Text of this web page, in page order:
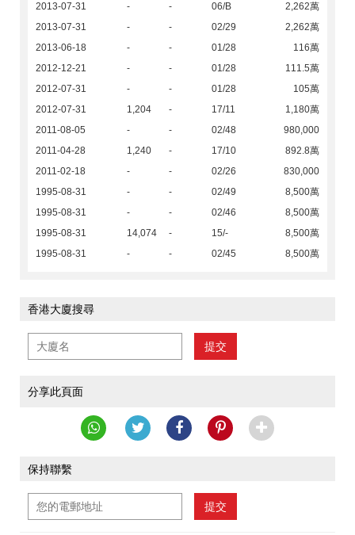
2013-07-31 - - 06/B
2,262萬
2013-07-31
- - 02/29
2,262萬
2013-06-18
- - 01/28
116萬
2012-12-21
- - 01/28
111.5萬
2012-07-31
- - 01/28
105萬
2012-07-31
1,204 - 17/11
1,180萬
2011-08-05
- - 02/48
980,000
2011-04-28
1,240 - 17/10
892.8萬
2011-02-18
- - 02/26
830,000
1995-08-31
- - 02/49
8,500萬
1995-08-31
- - 02/46
8,500萬
1995-08-31
14,074 - 15/-
8,500萬
1995-08-31
- - 02/45 8,500萬
香港大廈搜尋
提交
分享此頁面
保持聯繫
提交